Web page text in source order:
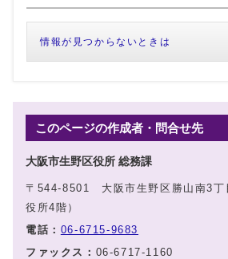
情報が見つからないときは
このページの作成者・問合せ先
大阪市生野区役所 総務課
〒544-8501 大阪市生野区勝山南3丁
役所4階）
電話： 06-6715-9683
ファックス： 06-6717-1160